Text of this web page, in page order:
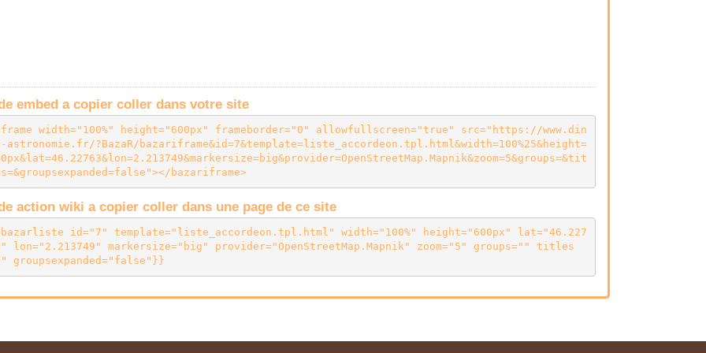
embed a copier coller dans votre site
width="100%" height="600px" frameborder="0" allowfullscreen="true" src="https://www.din
astronomie.fr/?BazaR/bazariframe&id=7&template=liste_accordeon.tpl.html&width=100%25&height=
bazariframe>
action wiki a copier coller dans une page de ce site
id="7" template="liste_accordeon.tpl.html" width="100%" height="600px" lat="46.227
lon="2.213749" markersize="big" provider="OpenStreetMap.Mapnik" zoom="5" groups="" titles
groupsexpanded="false"}}